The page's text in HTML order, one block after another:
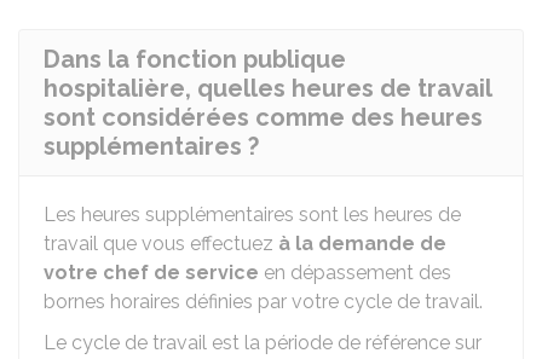
Dans la fonction publique
hospitalière, quelles heures de travail
sont considérées comme des heures
supplémentaires ?
Les heures supplémentaires sont les heures de
travail que vous effectuez à la demande de
votre chef de service en dépassement des
bornes horaires définies par votre cycle de travail.
Le cycle de travail est la période de référence sur